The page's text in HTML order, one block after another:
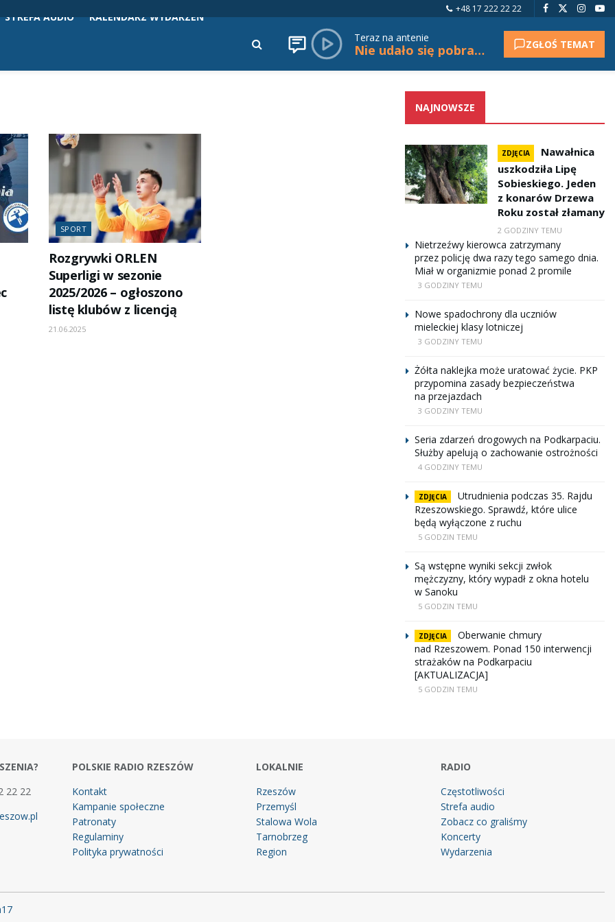
+48 17 222 22 22
STREFA AUDIO KALENDARZ WYDARZEŃ
Teraz na antenie
Nie udało się pobrać tytułu. ZGŁOŚ TEMAT
SPORT
Rozgrywki ORLEN
Superligi w sezonie
2025/2026 – ogłoszono
listę klubów z licencją
21.06.2025
NAJNOWSZE
ZDJĘCIA
Nawałnica
uszkodziła Lipę
Sobieskiego. Jeden
z konarów Drzewa
Roku został złamany
2 GODZINY TEMU
Nietrzeźwy kierowca zatrzymany
przez policję dwa razy tego samego dnia.
Miał w organizmie ponad 2 promile
3 GODZINY TEMU
Nowe spadochrony dla uczniów
mieleckiej klasy lotniczej
3 GODZINY TEMU
Żółta naklejka może uratować życie. PKP
przypomina zasady bezpieczeństwa
na przejazdach
3 GODZINY TEMU
Seria zdarzeń drogowych na Podkarpaciu.
Służby apelują o zachowanie ostrożności
4 GODZINY TEMU
ZDJĘCIA
Utrudnienia podczas 35. Rajdu
Rzeszowskiego. Sprawdź, które ulice
będą wyłączone z ruchu
5 GODZIN TEMU
Są wstępne wyniki sekcji zwłok
mężczyzny, który wypadł z okna hotelu
w Sanoku
5 GODZIN TEMU
ZDJĘCIA
Oberwanie chmury
nad Rzeszowem. Ponad 150 interwencji
strażaków na Podkarpaciu
[AKTUALIZACJA]
5 GODZIN TEMU
22 22
POLSKIE RADIO RZESZÓW
Kontakt
Kampanie społeczne
Patronaty
Regulaminy
Polityka prywatności
LOKALNIE
Rzeszów
Przemyśl
Stalowa Wola
Tarnobrzeg
Region
RADIO
Częstotliwości
Strefa audio
Zobacz co graliśmy
Koncerty
Wydarzenia